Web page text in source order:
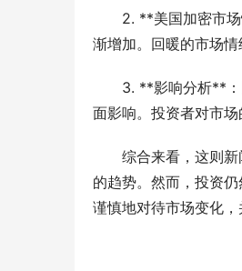
2. **美国加密市
渐增加。回暖的市场
3. **影响分析**：
面影响。投资者对市
综合来看，这则
的趋势。然而，投资
谨慎地对待市场变化